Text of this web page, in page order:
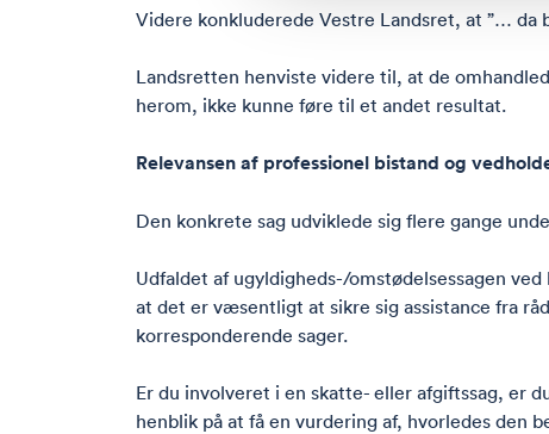
Videre konkluderede Vestre Landsret, at ”…
Landsretten henviste videre til, at de
herom, ikke kunne føre til et andet resultat.
Relevansen af professionel bistand og
Den konkrete sag udviklede sig flere gange
Udfaldet af ugyldigheds-/omstødelsessagen
at det er væsentligt at sikre sig assistance fra
korresponderende sager.
Er du involveret i en skatte- eller afgiftssag, er
henblik på at få en vurdering af, hvorledes den